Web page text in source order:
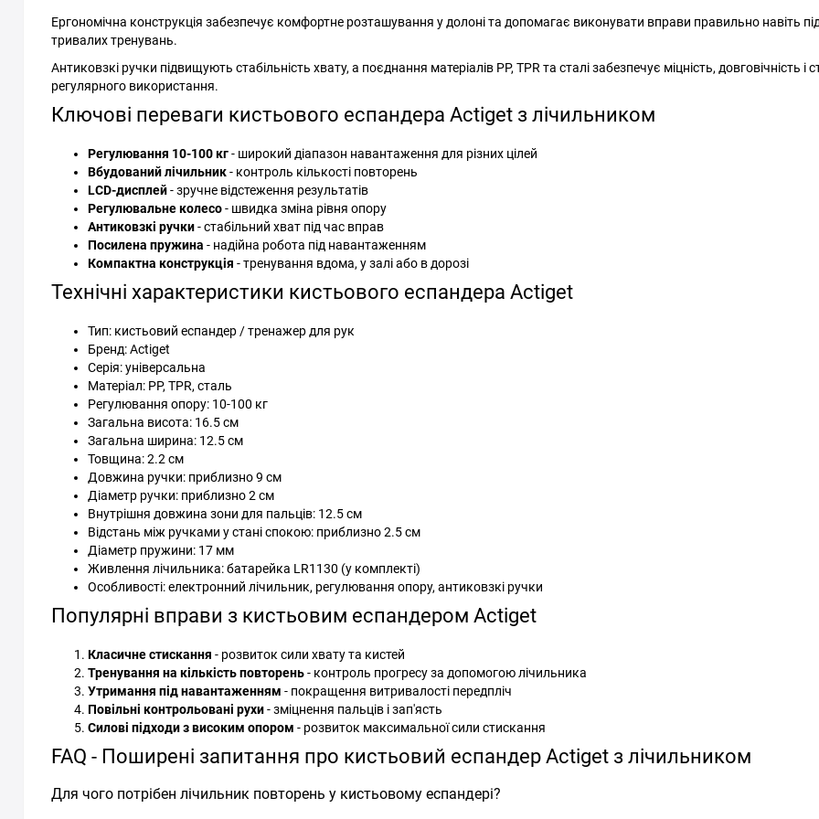
Ергономічна конструкція забезпечує комфортне розташування у долоні та допомагає виконувати вправи правильно навіть
тривалих тренувань.
Антиковзкі ручки підвищують стабільність хвату, а поєднання матеріалів PP, TPR та сталі забезпечує міцність, довговічність і
регулярного використання.
Ключові переваги кистьового еспандера Actiget з лічильником
Регулювання 10-100 кг- широкий діапазон навантаження для різних цілей
Вбудований лічильник- контроль кількості повторень
LCD-дисплей- зручне відстеження результатів
Регулювальне колесо- швидка зміна рівня опору
Антиковзкі ручки- стабільний хват під час вправ
Посилена пружина - надійна робота під навантаженням
Компактна конструкція - тренування вдома, у залі або в дорозі
Технічні характеристики кистьового еспандера Actiget
Тип: кистьовий еспандер / тренажер для рук
Бренд: Actiget
Серія: універсальна
Матеріал: PP, TPR, сталь
Регулювання опору: 10-100 кг
Загальна висота: 16.5 см
Загальна ширина: 12.5 см
Товщина: 2.2 см
Довжина ручки: приблизно 9 см
Діаметр ручки: приблизно 2 см
Внутрішня довжина зони для пальців: 12.5 см
Відстань між ручками у стані спокою: приблизно 2.5 см
Діаметр пружини: 17 мм
Живлення лічильника: батарейка LR1130 (у комплекті)
Особливості: електронний лічильник, регулювання опору, антиковзкі ручки
Популярні вправи з кистьовим еспандером Actiget
Класичне стискання - розвиток сили хвату та кистей
Тренування на кількість повторень- контроль прогресу за допомогою лічильника
Утримання під навантаженням - покращення витривалості передпліч
Повільні контрольовані рухи- зміцнення пальців і зап'ясть
Силові підходи з високим опором - розвиток максимальної сили стискання
FAQ - Поширені запитання про кистьовий еспандер Actiget з лічильником
Для чого потрібен лічильник повторень у кистьовому еспандері?